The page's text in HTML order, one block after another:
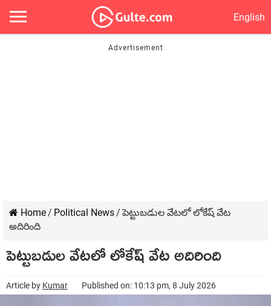
English
Home/ Political News/ పెట్టుబడుల వేటలో లోకేష్ వేట
అదిరింది
పెట్టుబడుల వేటలో లోకేష్ వేట అదిరింది
Article by Kumar Published on: 10:13 pm, 8 July 2026